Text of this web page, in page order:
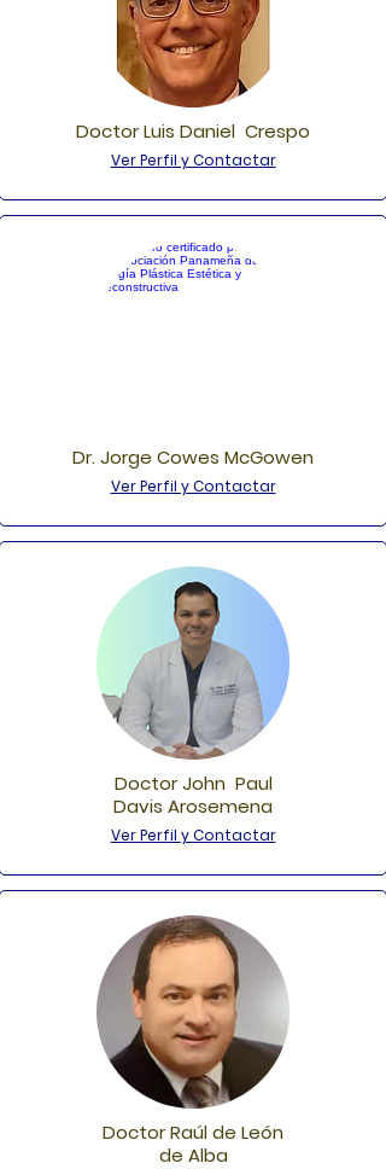
Doctor Luis Daniel Crespo
Ver Perfil y Contactar
Dr. Jorge Cowes McGowen
Ver Perfil y Contactar
Doctor John Paul
Davis Arosemena
Ver Perfil y Contactar
Doctor Raúl de León
de Alba